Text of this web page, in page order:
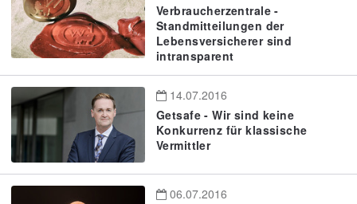
Verbraucherzentrale -
Standmitteilungen der
Lebensversicherer sind
intransparent
14.07.2016
Getsafe - Wir sind keine
Konkurrenz für klassische
Vermittler
06.07.2016